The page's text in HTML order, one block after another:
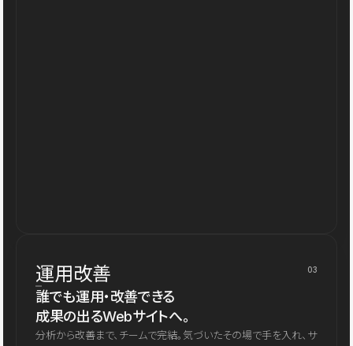
運用改善 03
誰でも運用・改善できる
成果の出るWebサイトへ。
分析から改善まで、チームで完結。気づいたその場で手を入れ、サ